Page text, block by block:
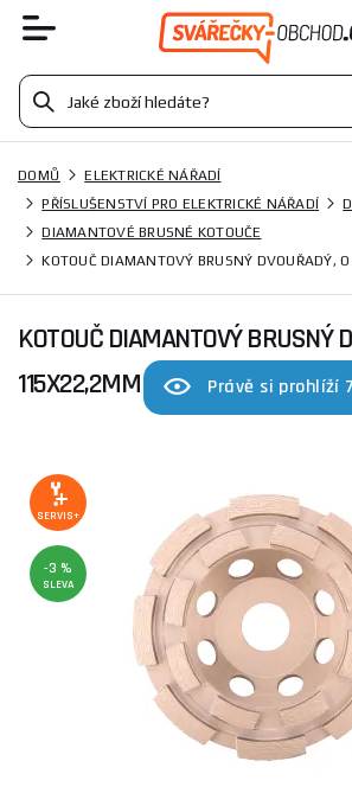
DOMŮ
ELEKTRICKÉ NÁŘADÍ
PŘÍSLUŠENSTVÍ PRO ELEKTRICKÉ NÁŘADÍ
DIAMANTOVÉ BRUSNÉ KOTOUČE
KOTOUČ DIAMANTOVÝ BRUSNÝ DVOUŘADÝ,
KOTOUČ DIAMANTOVÝ BRUSNÝ
115X22,2MM
Právě si prohlíží
SERVIS+
-3 %
SLEVA